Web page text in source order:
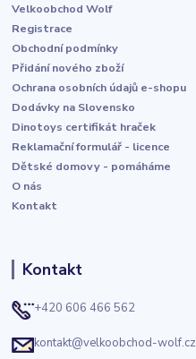
Velkoobchod Wolf
Registrace
Obchodní podmínky
Přidání nového zboží
Ochrana osobních údajů e-shopu
Dodávky na Slovensko
Dinotoys certifikát hraček
Reklamační formulář - licence
Dětské domovy - pomáháme
O nás
Kontakt
Kontakt
+420 606 466 562
kontakt@velkoobchod-wolf.cz